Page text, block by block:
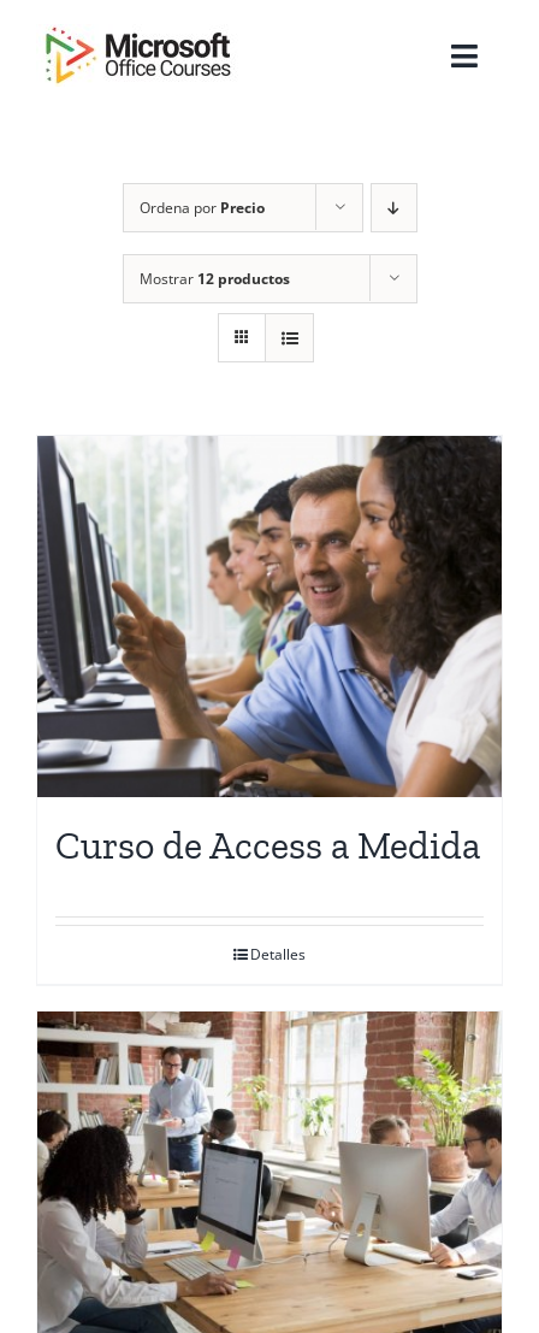
contenido
Sobre Nosotros
Cursos
Masters
Testimonios
Contactanos
Ordena por Precio
Mostrar 12 productos
Curso de Access a Medida
Detalles